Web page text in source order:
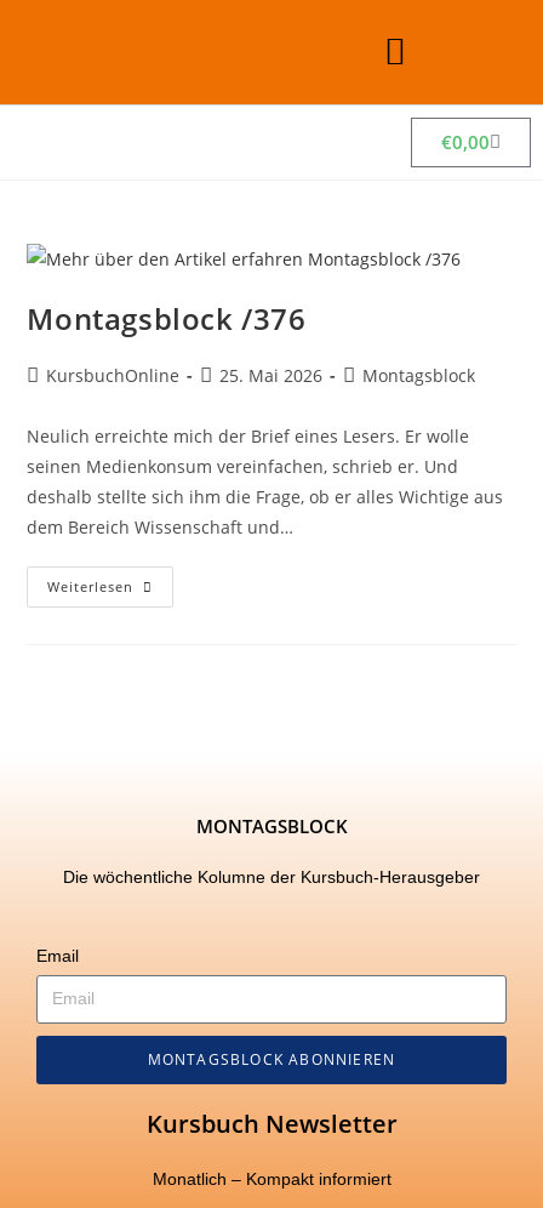
€0,00
Montagsblock /376
KursbuchOnline 25. Mai 2026 Montagsblock
Neulich erreichte mich der Brief eines Lesers. Er wolle
seinen Medienkonsum vereinfachen, schrieb er. Und
deshalb stellte sich ihm die Frage, ob er alles Wichtige aus
dem Bereich Wissenschaft und…
Weiterlesen
MONTAGSBLOCK
Die wöchentliche Kolumne der Kursbuch-Herausgeber
Email
MONTAGSBLOCK ABONNIEREN
Kursbuch Newsletter
Monatlich – Kompakt informiert